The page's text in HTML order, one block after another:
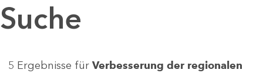
Suche
5 Ergebnisse für Verbesserung der regionalen